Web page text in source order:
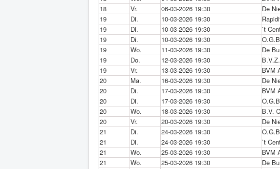
18
Vr. 06-03-2026 19:30 De
19
Di. 10-03-2026 19:30
19
Di. 10-03-2026 19:30 `t
19
Di. 10-03-2026 19:30
19
Wo. 11-03-2026 19:30 De
19
Do. 12-03-2026 19:30
19
Vr. 13-03-2026 19:30 BVM
20
Ma. 16-03-2026 19:30 De
20
Di. 17-03-2026 19:30 BVM
20
Di. 17-03-2026 19:30
20
Wo. 18-03-2026 19:30 B.V.
20
Vr. 20-03-2026 19:30 De
21
Di. 24-03-2026 19:30
21
Di. 24-03-2026 19:30 `t
21
Wo. 25-03-2026 19:30 BVM
21
Wo. 25-03-2026 19:30 De